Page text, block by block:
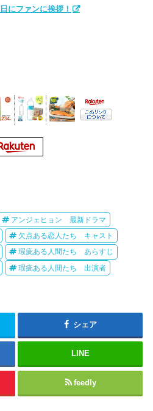
にファンに挨拶！
アンジェヒョン 最新ドラマ
欠点ある恋人たち キャスト
瑕疵ある人間たち あらすじ
瑕疵ある人間たち 出演者
シェア
LINE
feedly